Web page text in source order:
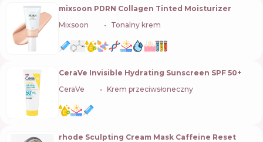
mixsoon PDRN Collagen Tinted Moisturizer
Mixsoon
Tonalny krem
CeraVe Invisible Hydrating Sunscreen SPF 50+
CeraVe
Krem przeciwsłoneczny
rhode Sculpting Cream Mask Caffeine Reset